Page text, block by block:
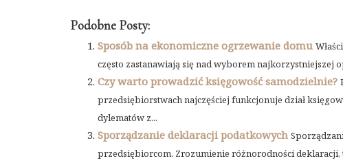
Podobne Posty:
Sposób na ekonomiczne ogrzewanie domu
często zastanawiają się nad wyborem
Czy warto prowadzić księgowość samodzielnie?
przedsiębiorstwach najczęściej funkcjonuje dział
dylematów z...
Sporządzanie deklaracji podatkowych
przedsiębiorcom. Zrozumienie różnorodności deklaracji,